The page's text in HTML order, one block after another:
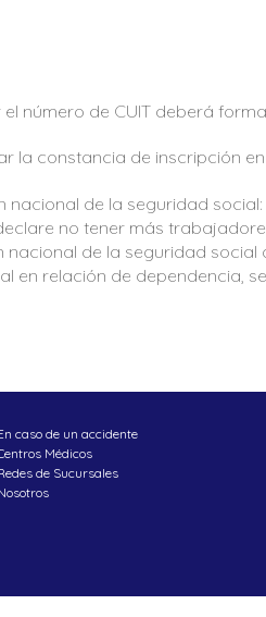
número de CUIT deberá
la constancia de inscripción en
de la seguridad
no tener más
de la seguridad social
en relación de dependencia,
caso de un accidente
Médicos
de Sucursales